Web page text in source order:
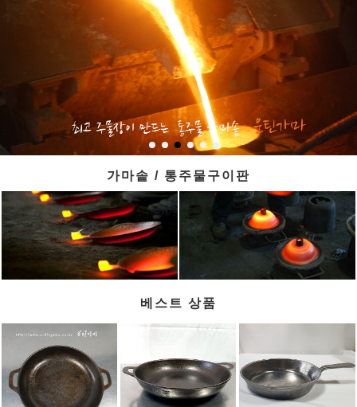
가마솥 / 통주물구이판
베스트 상품